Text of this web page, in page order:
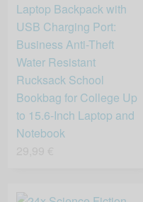
Laptop Backpack with
USB Charging Port:
Business Anti-Theft
Water Resistant
Rucksack School
Bookbag for College Up
to 15.6-Inch Laptop and
Notebook